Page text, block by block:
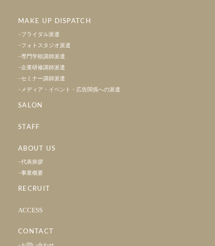
MAKE UP DISPATCH
ブライダル派遣
フォトスタジオ派遣
専門学校講師派遣
企業研修講師派遣
セミナー講師派遣
メディア・イベント・広告関係への派遣
SALON
STAFF
ABOUT US
代表挨拶
事業概要
RECRUIT
ACCESS
CONTACT